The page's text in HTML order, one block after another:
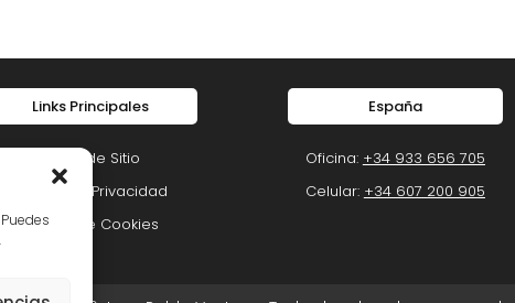
Links Principales
Mapa de Sitio
Política de Privacidad
Política de Cookies
España
Oficina: +34 933 656 705
Celular: +34 607 200 905